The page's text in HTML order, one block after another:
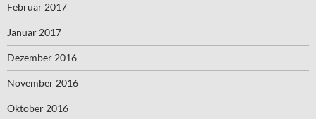
Februar 2017
Januar 2017
Dezember 2016
November 2016
Oktober 2016